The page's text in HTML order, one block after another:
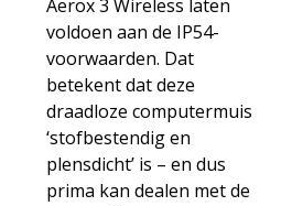
Aerox 3 Wireless laten
voldoen aan de IP54-
voorwaarden. Dat
betekent dat deze
draadloze computermuis
‘stofbestendig en
plensdicht’ is – en dus
prima kan dealen met de